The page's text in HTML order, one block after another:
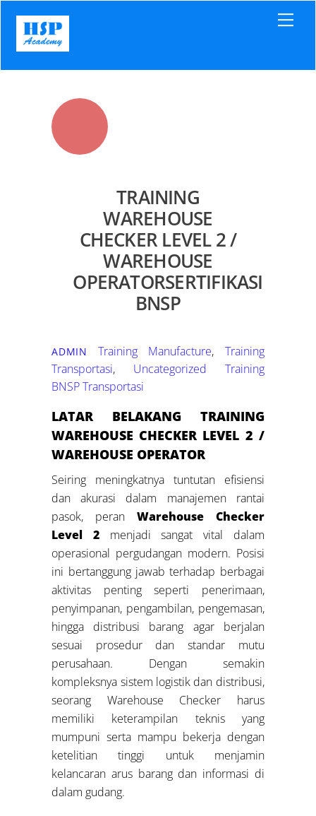
content
TRAINING
WAREHOUSE
CHECKER LEVEL 2 /
WAREHOUSE
OPERATORSERTIFIKASI
BNSP
ADMIN Training Manufacture, Training
Transportasi, Uncategorized
Training
BNSP Transportasi
LATAR BELAKANG
TRAINING
WAREHOUSE CHECKER LEVEL 2 /
WAREHOUSE OPERATOR
Seiring meningkatnya tuntutan efisiensi
dan akurasi dalam manajemen rantai
pasok, peran Warehouse Checker
Level 2menjadi sangat vital dalam
operasional pergudangan modern. Posisi
ini bertanggung jawab terhadap berbagai
aktivitas penting seperti penerimaan,
penyimpanan, pengambilan, pengemasan,
hingga distribusi barang agar berjalan
sesuai prosedur dan standar mutu
perusahaan. Dengan semakin
kompleksnya sistem logistik dan distribusi,
seorang Warehouse Checker harus
memiliki keterampilan teknis yang
mumpuni serta mampu bekerja dengan
ketelitian tinggi untuk menjamin
kelancaran arus barang dan informasi di
dalam gudang.